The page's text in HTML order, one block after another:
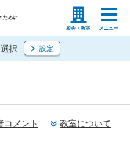
校舎・教室 メニュー
高等学校の先生
択 設定
コメント
教室について